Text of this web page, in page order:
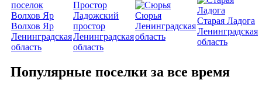
Волхов Яр
Ленинградская
область
Ладожский
простор
Ленинградская
область
Сюрья
Ленинградская
область
Старая Ладога
Ленинградская
область
Популярные поселки за все время